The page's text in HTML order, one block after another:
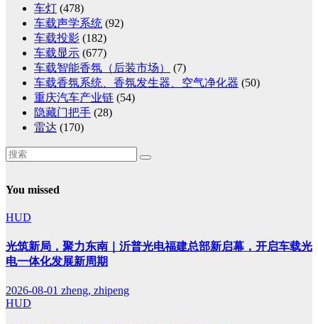
车灯 (478)
车载声学系统 (92)
车载投影 (182)
车载显示 (677)
车载智能香氛（后装市场）
(7)
车载香氛系统、香氛发生器、空气净化器 (50)
重庆汽车产业链 (54)
隐藏门把手 (28)
雷达 (170)
You missed
HUD
光筑新局，聚力东南｜沂普光电福建总部新启幕，开启车载光
电一体化发展新周期
2026-08-01 zheng, zhipeng
HUD